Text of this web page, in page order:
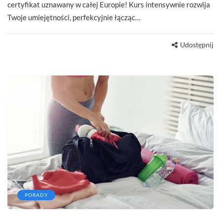
certyfikat uznawany w całej Europie! Kurs intensywnie rozwija
Twoje umiejętności, perfekcyjnie łącząc…
Udostępnij
PORADY